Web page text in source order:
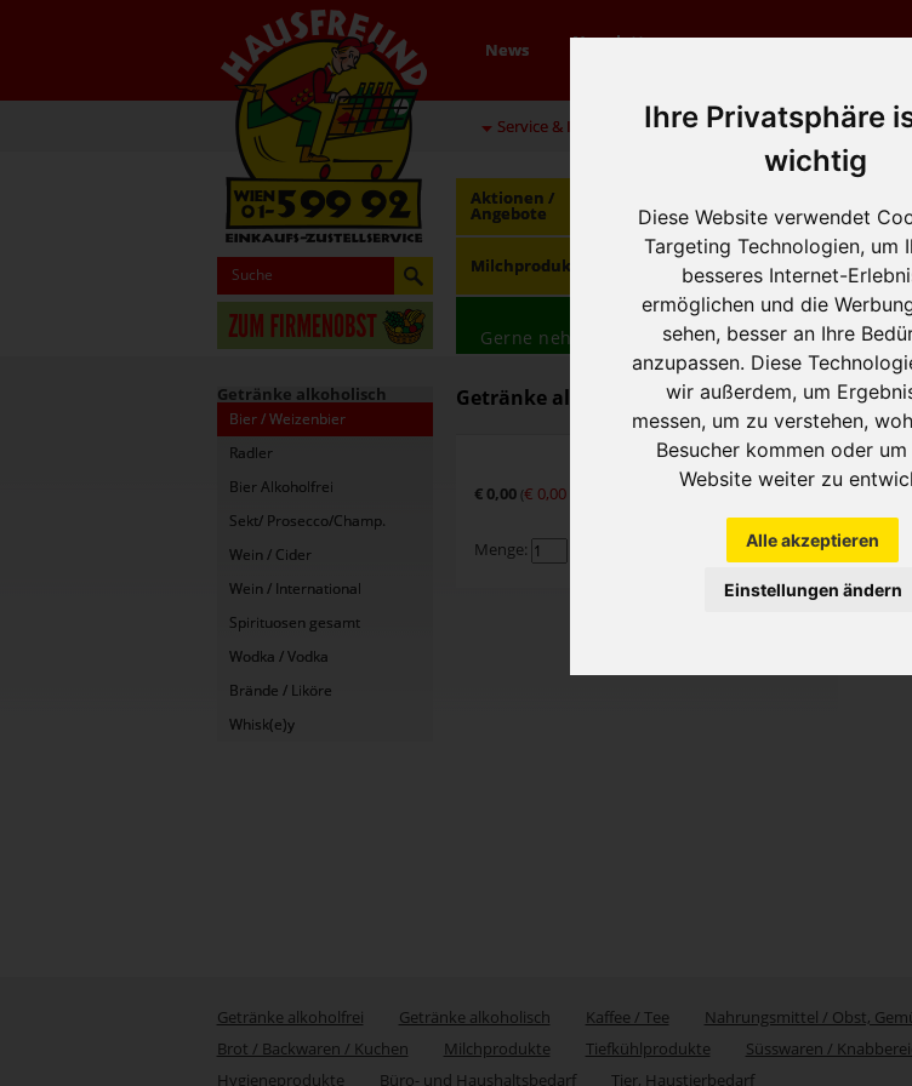
Ihre Privatsphäre
wichtig
Diese Website verwendet
Targeting Technologien, um
besseres Internet-
ermöglichen und die
sehen, besser an Ihre
anzupassen. Diese
wir außerdem, um
messen, um zu verstehen,
Besucher kommen oder um
Website weiter zu
Alle akzeptieren
Einstellungen ändern
News Newsletter
Service & Infos 01 / 599 92
Aktionen /
Angebote alkoholfrei alkoholisch
Milchprodukte
Tiefkühlprodukte Süsswaren /
Knabbereien
Wir haben freie und zeitnahe
Gerne nehmen wir IhreBESTELLUNGauch
16:30
Getränke alkoholisch
Bier / Weizenbier
Radler
Bier Alkoholfrei
Sekt/ Prosecco/Champ.
Wein / Cider
Wein / International
Spirituosen gesamt
Wodka / Vodka
Brände / Liköre
Whisk(e)y
Getränke alkoholisch - Bier / Weizenbier
€ 0,00 (€ 0,00
Menge:
Getränke alkoholfrei Getränke alkoholisch Kaffee / Tee
Nahrungsmittel / Obst,
Brot / Backwaren / Kuchen
Milchprodukte Tiefkühlprodukte
Süsswaren /
Hygieneprodukte
Büro- und Haushaltsbedarf Tier, Haustierbedarf